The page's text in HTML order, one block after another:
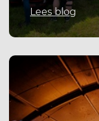
Lees blog